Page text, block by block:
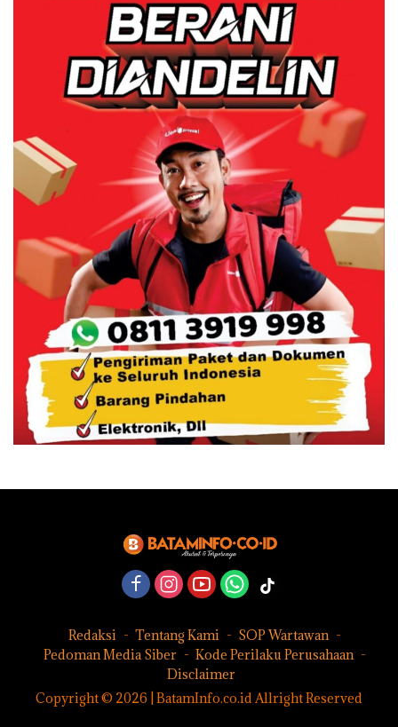
Redaksi Tentang Kami
SOP Wartawan
Pedoman Media Siber
Kode Perilaku Perusahaan
Disclaimer
Copyright © 2026 | BatamInfo.co.id Allright Reserved